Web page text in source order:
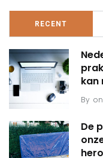
RECENT
kan
By
De